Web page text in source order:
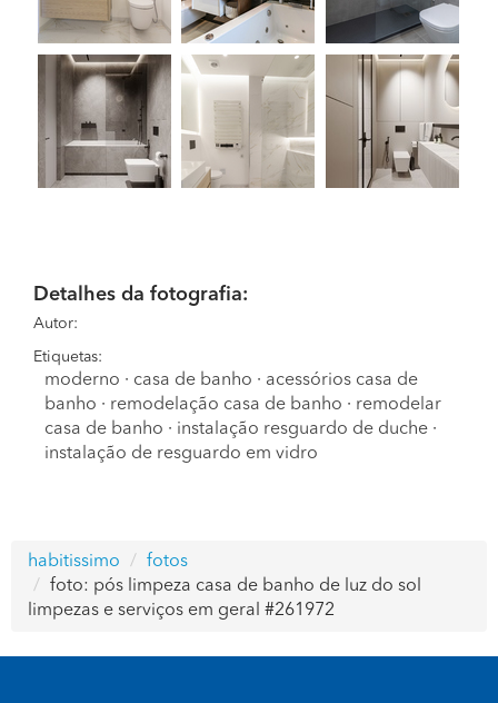
Detalhes da fotografia:
Autor:
Etiquetas:
moderno · casa de banho · acessórios casa de
banho · remodelação casa de banho · remodelar
casa de banho · instalação resguardo de duche ·
instalação de resguardo em vidro
habitissimo
fotos
foto: pós limpeza casa de banho de luz do sol
limpezas e serviços em geral #261972